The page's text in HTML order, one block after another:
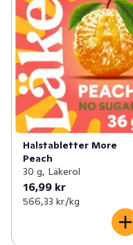
Halstabletter More
Peach
30 g, Läkerol
16,99 kr
566,33 kr /kg